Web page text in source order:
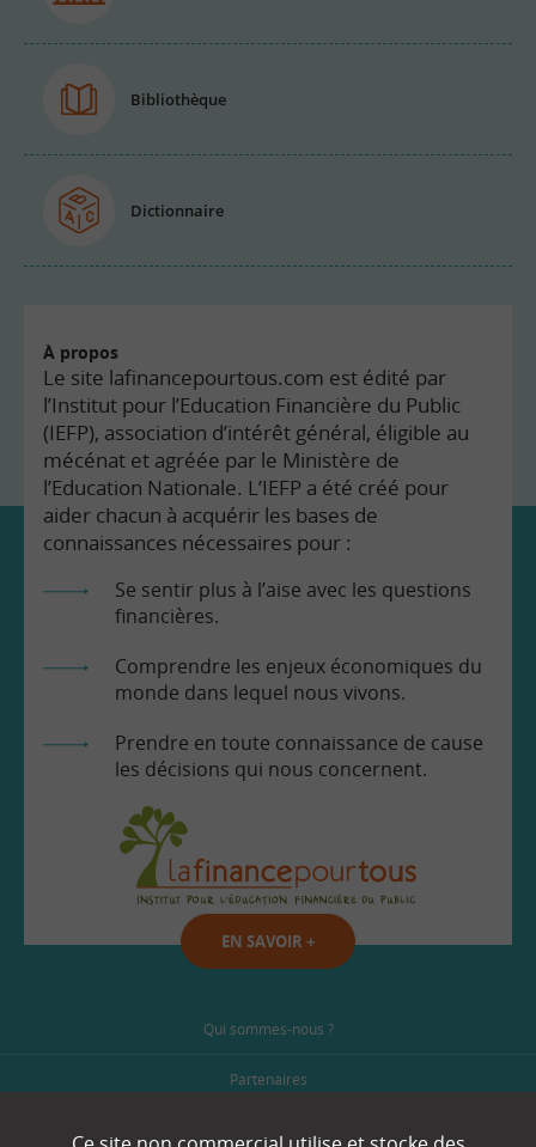
Bibliothèque
Dictionnaire
À propos
Le site lafinancepourtous.com est édité par
l’Institut pour l’Education Financière du Public
(IEFP), association d’intérêt général, éligible au
mécénat et agréée par le Ministère de
l’Education Nationale. L’IEFP a été créé pour
aider chacun à acquérir les bases de
connaissances nécessaires pour :
Se sentir plus à l’aise avec les questions
financières.
Comprendre les enjeux économiques du
monde dans lequel nous vivons.
Prendre en toute connaissance de cause
les décisions qui nous concernent.
EN SAVOIR +
Qui sommes-nous ?
Partenaires